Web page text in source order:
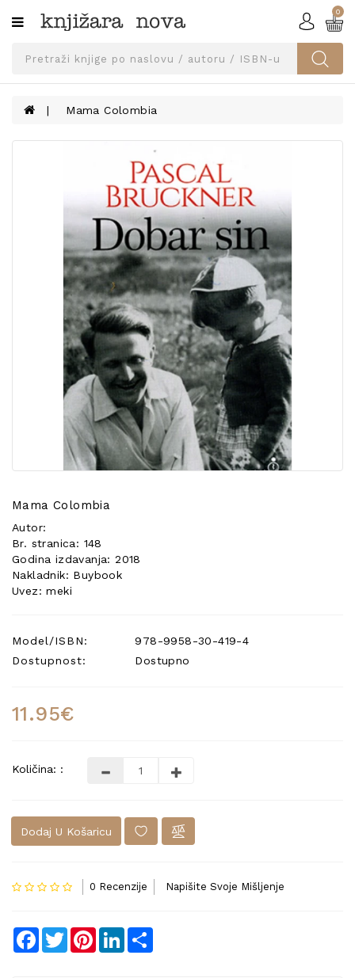
Kategorije
SVEUČILIŠNA
UDŽBENICI
KNJIGE
UDŽBENIKE!
KONTAKT
POSEBNA
PONUDA
0
Mama Colombia
Mama Colombia
Autor:
Br. stranica: 148
Godina izdavanja: 2018
Nakladnik: Buybook
Uvez: meki
Model/ISBN:
978-9958-30-419-4
Dostupnost:
Dostupno
11.95€
Količina: :
Dodaj U Košaricu
0 Recenzije Napišite Svoje Mišljenje
Facebook
TwitterPinterestLinkedIn